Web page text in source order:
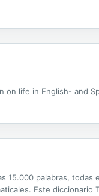
life in English- and
15.000 palabras, todas
Este